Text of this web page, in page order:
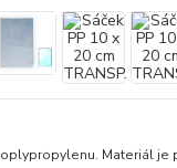
Materiál